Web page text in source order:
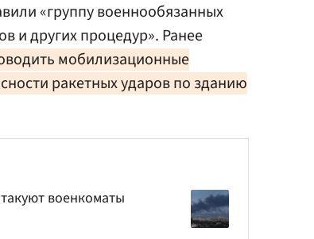
«группу военнообязанных
и других процедур». Ранее
мобилизационные
ракетных ударов по зданию
военкоматы